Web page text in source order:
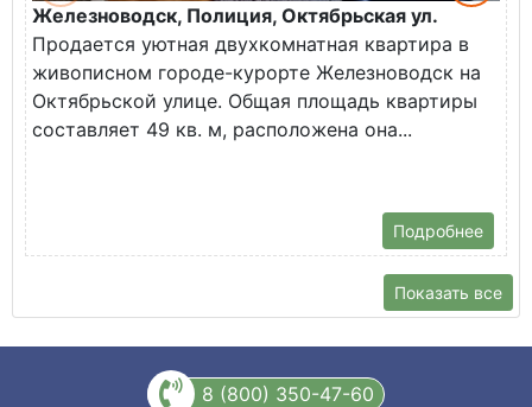
Железноводск, Полиция, Октябрьская ул.
Продается уютная двухкомнатная квартира в
живописном городе-курорте Железноводск на
Октябрьской улице. Общая площадь квартиры
составляет 49 кв. м, расположена она...
Подробнее
Показать все
8 (800) 350-47-60